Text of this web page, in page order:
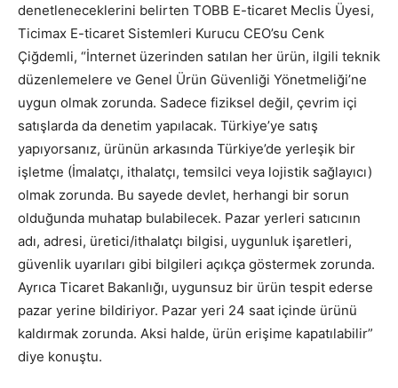
denetleneceklerini belirten TOBB E-ticaret Meclis Üyesi,
Ticimax E-ticaret Sistemleri Kurucu CEO’su Cenk
Çiğdemli, “İnternet üzerinden satılan her ürün, ilgili teknik
düzenlemelere ve Genel Ürün Güvenliği Yönetmeliği’ne
uygun olmak zorunda. Sadece fiziksel değil, çevrim içi
satışlarda da denetim yapılacak. Türkiye’ye satış
yapıyorsanız, ürünün arkasında Türkiye’de yerleşik bir
işletme (İmalatçı, ithalatçı, temsilci veya lojistik sağlayıcı)
olmak zorunda. Bu sayede devlet, herhangi bir sorun
olduğunda muhatap bulabilecek. Pazar yerleri satıcının
adı, adresi, üretici/ithalatçı bilgisi, uygunluk işaretleri,
güvenlik uyarıları gibi bilgileri açıkça göstermek zorunda.
Ayrıca Ticaret Bakanlığı, uygunsuz bir ürün tespit ederse
pazar yerine bildiriyor. Pazar yeri 24 saat içinde ürünü
kaldırmak zorunda. Aksi halde, ürün erişime kapatılabilir”
diye konuştu.